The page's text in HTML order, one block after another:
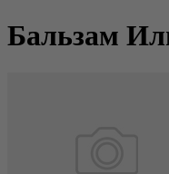
Бальзам